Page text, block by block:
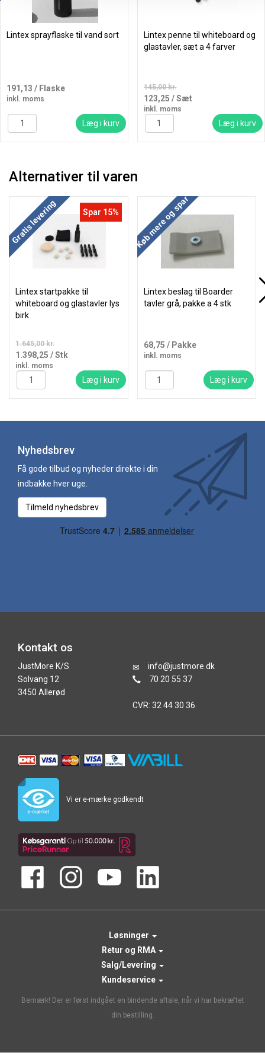
Lintex sprayflaske til vand sort
191,13 / Flaske
inkl. moms
Læg i kurv
Lintex penne til whiteboard og
glastavler, sæt a 4 farver
145,00 kr.
123,25 / Sæt
inkl. moms
Læg i kurv
Alternativer til varen
Gratis levering Spar 15%
Lintex startpakke til
whiteboard og glastavler lys
birk
1.645,00 kr.
1.398,25 / Stk
inkl. moms
Læg i kurv
Køb mere og spar
Lintex beslag til Boarder
tavler grå, pakke a 4 stk
68,75 / Pakke
inkl. moms
Læg i kurv
Nyhedsbrev
Få gode tilbud og nyheder direkte i din
indbakke hver uge.
Tilmeld nyhedsbrev
Kontakt os
JustMore K/S
Solvang 12
3450 Allerød
info@justmore.dk
70 20 55 37
CVR: 32 44 30 36
Vi er e-mærke godkendt
Løsninger
Retur og RMA
Salg/Levering
Kundeservice
Bemærk! Der er først indgået en bindende aftale, når vi har bekræftet
din bestilling.